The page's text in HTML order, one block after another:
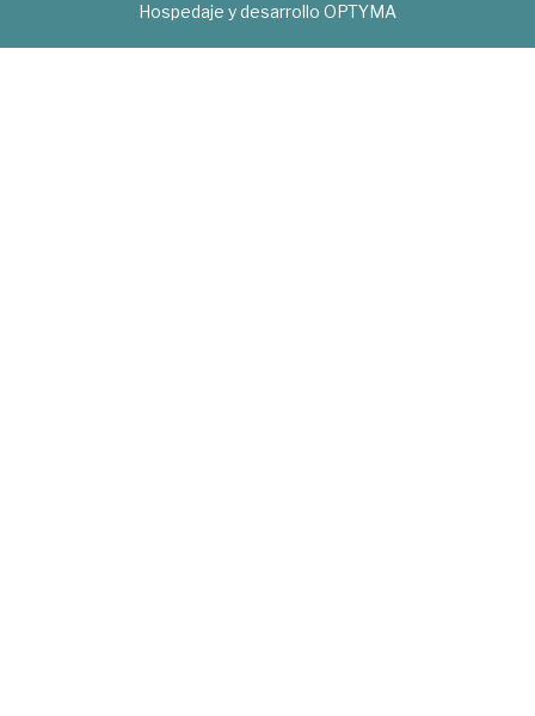
Hospedaje y desarrollo OPTYMA